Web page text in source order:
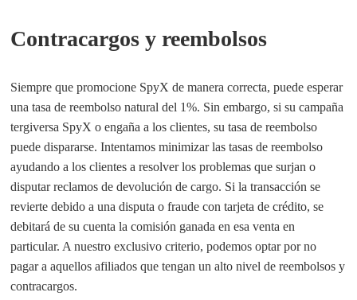
Contracargos y reembolsos
Siempre que promocione SpyX de manera correcta, puede esperar
una tasa de reembolso natural del 1%. Sin embargo, si su campaña
tergiversa SpyX o engaña a los clientes, su tasa de reembolso
puede dispararse. Intentamos minimizar las tasas de reembolso
ayudando a los clientes a resolver los problemas que surjan o
disputar reclamos de devolución de cargo. Si la transacción se
revierte debido a una disputa o fraude con tarjeta de crédito, se
debitará de su cuenta la comisión ganada en esa venta en
particular. A nuestro exclusivo criterio, podemos optar por no
pagar a aquellos afiliados que tengan un alto nivel de reembolsos y
contracargos.